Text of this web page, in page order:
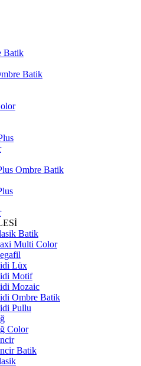
Batik
Batik
Ombre Batik
Batik
Multi Color
Lüx
Motif
Mozaic
Ombre Batik
Pullu
Color
Batik